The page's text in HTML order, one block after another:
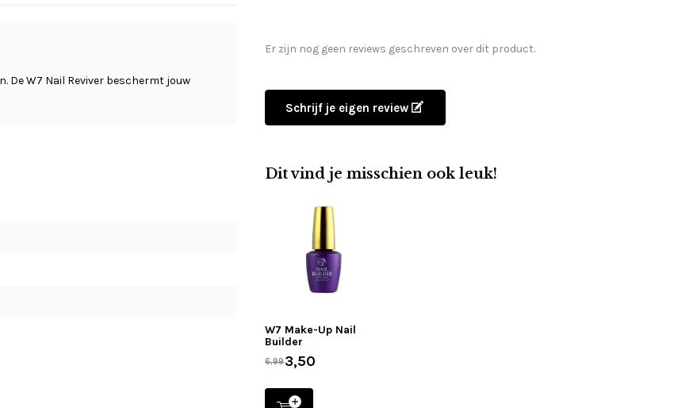
De W7 Nail Reviver beschermt jouw
Er zijn nog geen reviews geschreven over dit product.
Schrijf je eigen review
Dit vind je misschien ook leuk!
W7 Make-Up Nail
Builder
6,993,50